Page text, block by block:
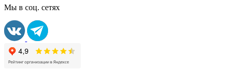
Мы в соц. сетях